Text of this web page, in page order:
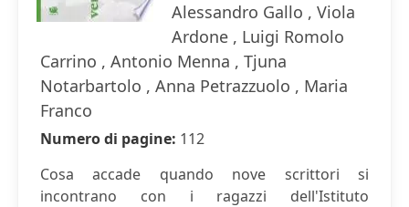
Alessandro Gallo , Viola
Ardone , Luigi Romolo
Carrino , Antonio Menna , Tjuna
Notarbartolo , Anna Petrazzuolo , Maria
Franco
Numero di pagine: 112
Cosa accade quando nove scrittori si
incontrano con i ragazzi dell'Istituto